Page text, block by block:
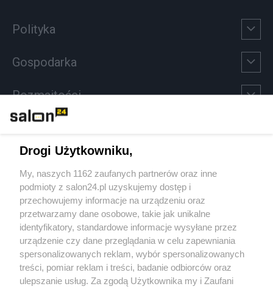
Polityka
Gospodarka
Rozmaitości
Sport
Społeczeństwo
Kultura
X Facebook Instagram Youtube
Drogi Użytkowniku,
My, naszych 1162 zaufanych partnerów oraz inne
podmioty z salon24.pl uzyskujemy dostęp i
przechowujemy informacje na urządzeniu oraz
przetwarzamy dane osobowe, takie jak unikalne
identyfikatory, standardowe informacje wysyłane przez
urządzenie czy dane przeglądania w celu zapewniania
spersonalizowanych reklam, wybór spersonalizowanych
treści, pomiar reklam i treści, badanie odbiorców oraz
ulepszanie usług. Za zgodą Użytkownika my i Zaufani